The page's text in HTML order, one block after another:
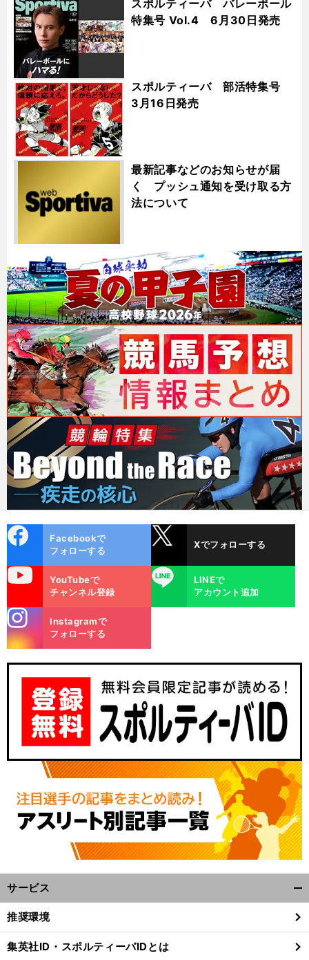
スポルティーバ バレーボール
特集号 Vol.4 6月30日発売
スポルティーバ 部活特集号
3月16日発売
最新記事などのお知らせが届
く プッシュ通知を受け取る方
法について
ok
Facebookで
フォローする
Xでフォローする
YouTubeで
チャンネル登録
LINE
LINEで
アカウント追加
m
Instagramで
フォローする
サービス
閉
る
推奨環境
集英社ID・スポルティーバIDとは